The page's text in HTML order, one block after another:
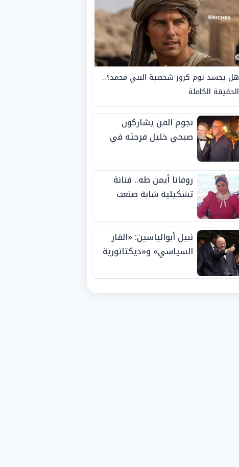
هل يجسد توم كروز شخصية النبي محمد؟..
الحقيقة الكاملة
نجوم الفن يشاركون
صبحي خليل فرحته في
روفانا أيمن طه.. فنانة
تشكيلية شابة صنعت
الجوائز منذ الصغر
نبيل أبوالياسين: «الفار
السياسي» و«ديكتاتورية
الفيفا».. وإقالة